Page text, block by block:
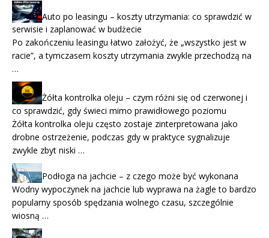
Auto po leasingu – koszty utrzymania: co sprawdzić w
serwisie i zaplanować w budżecie
Po zakończeniu leasingu łatwo założyć, że „wszystko jest w
racie”, a tymczasem koszty utrzymania zwykle przechodzą na
…
Żółta kontrolka oleju – czym różni się od czerwonej i
co sprawdzić, gdy świeci mimo prawidłowego poziomu
Żółta kontrolka oleju często zostaje zinterpretowana jako
drobne ostrzeżenie, podczas gdy w praktyce sygnalizuje
zwykle zbyt niski …
Podłoga na jachcie – z czego może być wykonana
Wodny wypoczynek na jachcie lub wyprawa na żagle to bardzo
popularny sposób spędzania wolnego czasu, szczególnie
wiosną …